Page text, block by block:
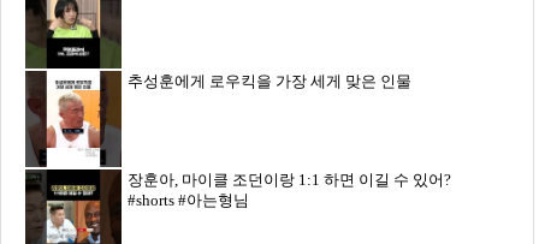
추성훈에게 로우킥을 가장 세게 맞은 인물
장훈아, 마이클 조던이랑 1:1 하면 이길 수 있어?
#shorts #아는형님